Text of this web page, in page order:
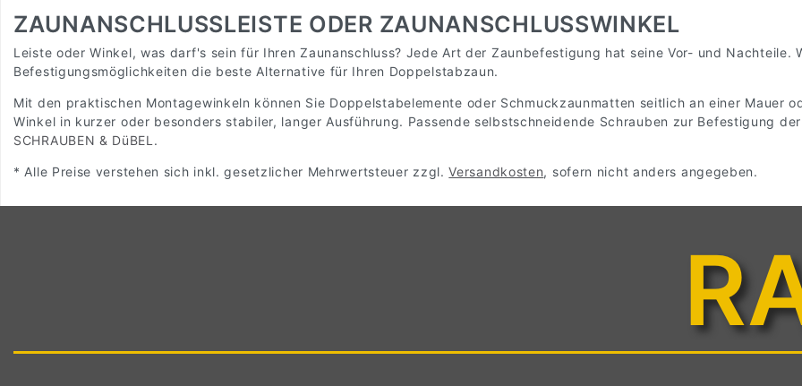
ZAUNANSCHLUSSLEISTE ODER ZAUNANSCHLUSSWINKEL
Leiste oder Winkel, was darf's sein für Ihren Zaunanschluss? Jede Art der Zaunbefestigung hat seine Vor- und Nachteile.
Befestigungsmöglichkeiten die beste Alternative für Ihren Doppelstabzaun.
Mit den praktischen Montagewinkeln können Sie Doppelstabelemente oder Schmuckzaunmatten seitlich an einer Mauer
Winkel in kurzer oder besonders stabiler, langer Ausführung. Passende selbstschneidende Schrauben zur Befestigung
SCHRAUBEN & DüBEL .
* Alle Preise verstehen sich inkl. gesetzlicher Mehrwertsteuer zzgl.Versandkosten, sofern nicht anders angegeben.